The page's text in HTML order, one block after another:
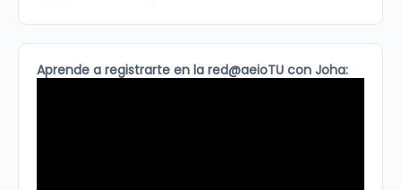
Aprende a registrarte en la red@aeioTU con Joha: